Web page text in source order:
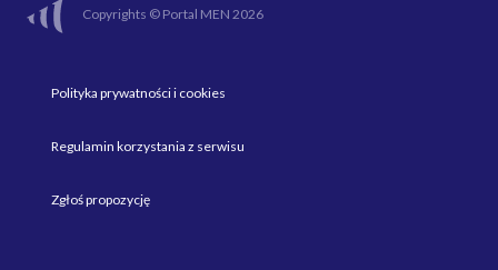
Copyrights © Portal MEN 2026
Polityka prywatności i cookies
Regulamin korzystania z serwisu
Zgłoś propozycję